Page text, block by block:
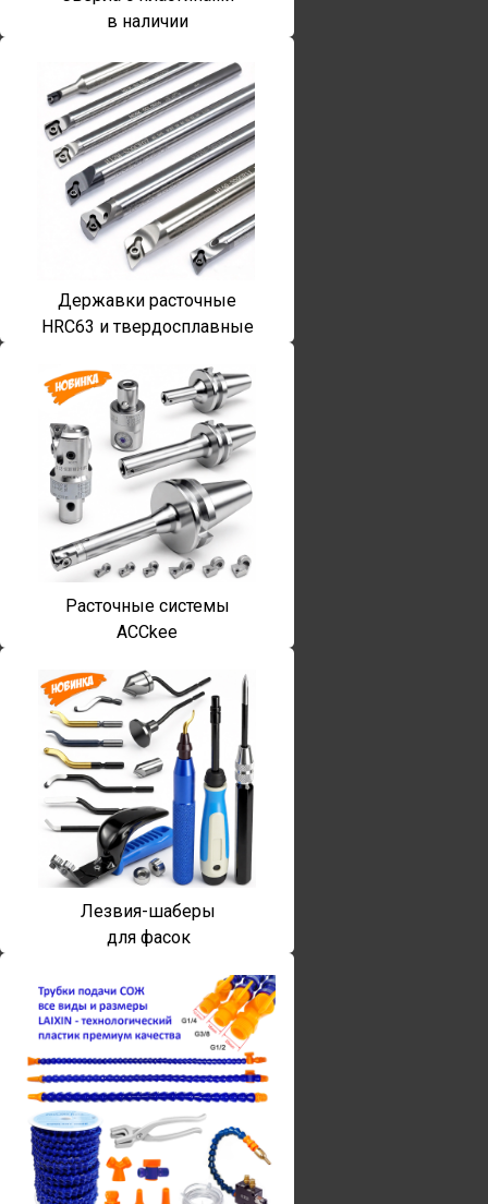
в наличии
Державки расточные
HRC63 и твердосплавные
Расточные системы
ACCkee
Лезвия-шаберы
для фасок